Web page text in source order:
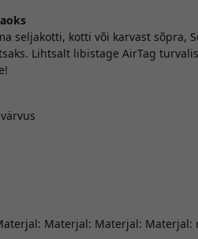
seljakotti, kotti või karvast sõpra,
Lihtsalt libistage AirTag
Materjal: Materjal: Materjal: